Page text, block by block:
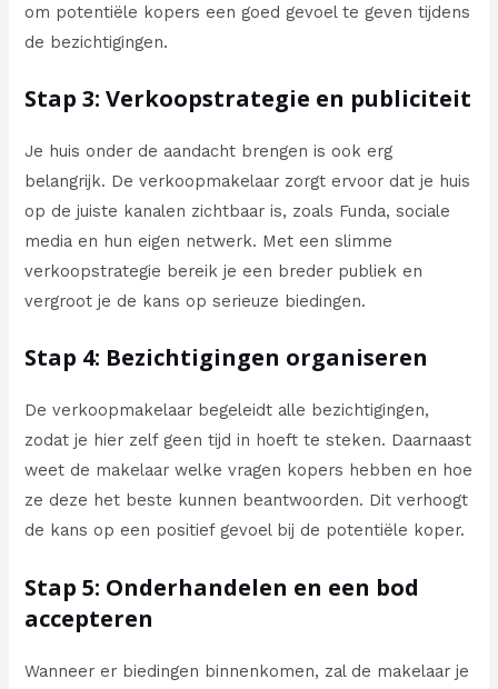
om potentiële kopers een goed gevoel te geven tijdens
de bezichtigingen.
Stap 3: Verkoopstrategie en publiciteit
Je huis onder de aandacht brengen is ook erg
belangrijk. De verkoopmakelaar zorgt ervoor dat je huis
op de juiste kanalen zichtbaar is, zoals Funda, sociale
media en hun eigen netwerk. Met een slimme
verkoopstrategie bereik je een breder publiek en
vergroot je de kans op serieuze biedingen.
Stap 4: Bezichtigingen organiseren
De verkoopmakelaar begeleidt alle bezichtigingen,
zodat je hier zelf geen tijd in hoeft te steken. Daarnaast
weet de makelaar welke vragen kopers hebben en hoe
ze deze het beste kunnen beantwoorden. Dit verhoogt
de kans op een positief gevoel bij de potentiële koper.
Stap 5: Onderhandelen en een bod
accepteren
Wanneer er biedingen binnenkomen, zal de makelaar je